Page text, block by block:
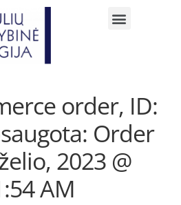
order, ID:
Order
2023 @
AM